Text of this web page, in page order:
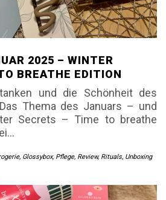
2025 – WINTER
BREATHE EDITION
und die Schönheit des
Thema des Januars – und
Secrets – Time to breathe
, Glossybox, Pflege, Review, Rituals, Unboxing